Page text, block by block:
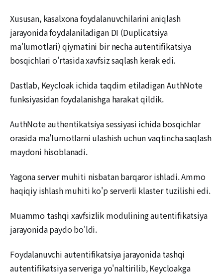
Xususan, kasalxona foydalanuvchilarini aniqlash
jarayonida foydalaniladigan DI (Duplicatsiya
ma'lumotlari) qiymatini bir necha autentifikatsiya
bosqichlari o'rtasida xavfsiz saqlash kerak edi.
Dastlab, Keycloak ichida taqdim etiladigan AuthNote
funksiyasidan foydalanishga harakat qildik.
AuthNote authentikatsiya sessiyasi ichida bosqichlar
orasida ma'lumotlarni ulashish uchun vaqtincha saqlash
maydoni hisoblanadi.
Yagona server muhiti nisbatan barqaror ishladi. Ammo
haqiqiy ishlash muhiti ko'p serverli klaster tuzilishi edi.
Muammo tashqi xavfsizlik modulining autentifikatsiya
jarayonida paydo bo'ldi.
Foydalanuvchi autentifikatsiya jarayonida tashqi
autentifikatsiya serveriga yo'naltirilib, Keycloakga